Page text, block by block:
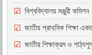
বিশ্ববিদ্যালয় মঞ্জুরী কমিশন
জাতীয় প্রাথমিক শিক্ষা
জাতীয় শিক্ষাক্রম ও